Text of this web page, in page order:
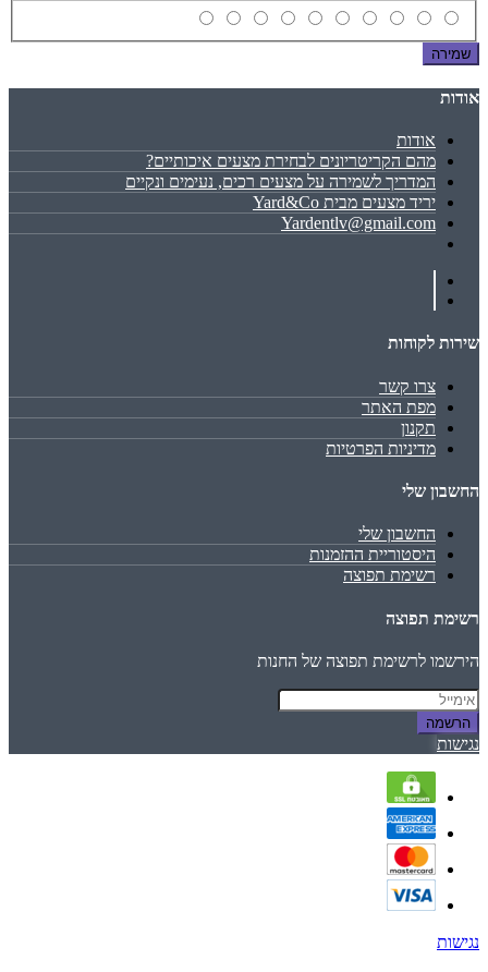
שמירה
אודות
אודות
מהם הקריטריונים לבחירת מצעים איכותיים?
המדריך לשמירה על מצעים רכים, נעימים ונקיים
יריד מצעים מבית Yard&Co
Yardentlv@gmail.com
שירות לקוחות
צרו קשר
מפת האתר
תקנון
מדיניות הפרטיות
החשבון שלי
החשבון שלי
היסטוריית ההזמנות
רשימת תפוצה
רשימת תפוצה
הירשמו לרשימת תפוצה של החנות
הרשמה
נגישות
נגישות